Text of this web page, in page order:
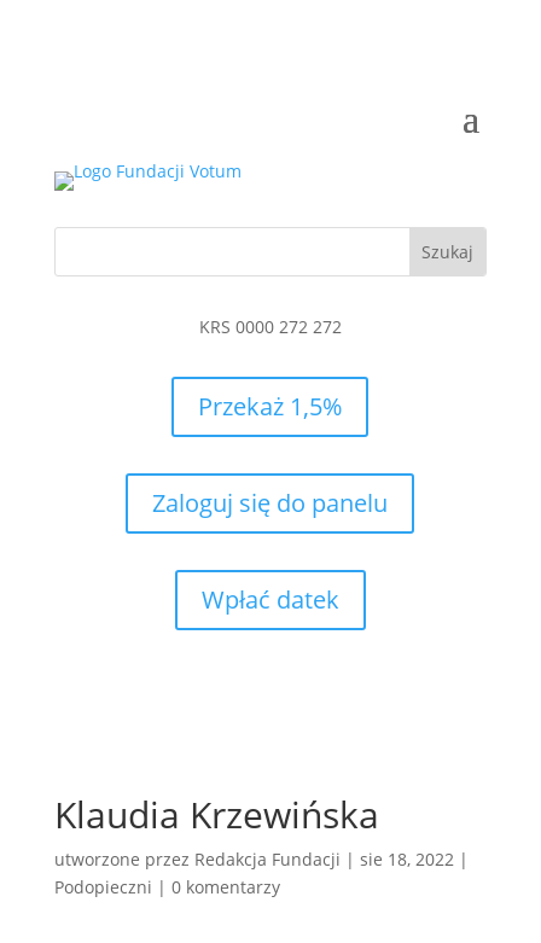
KRS 0000 272 272
Przekaż 1,5%
Zaloguj się do panelu
Wpłać datek
Klaudia Krzewińska
utworzone przez Redakcja Fundacji | sie 18, 2022|
Podopieczni | 0 komentarzy